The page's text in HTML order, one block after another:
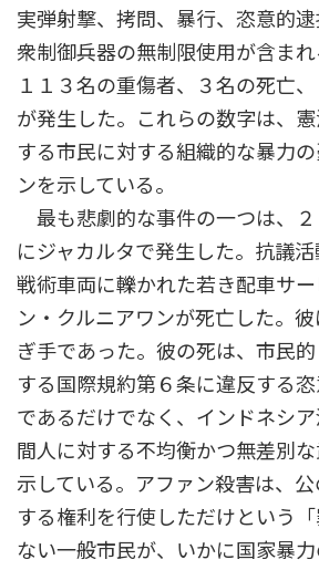
実弾射撃、拷問、暴行、恣意的
衆制御兵器の無制限使用が含ま
１１３名の重傷者、３名の死亡
が発生した。これらの数字は、
する市民に対する組織的な暴力
ンを示している。
最も悲劇的な事件の一つは、２
にジャカルタで発生した。抗議
戦術車両に轢かれた若き配車サ
ン・クルニアワンが死亡した。
ぎ手であった。彼の死は、市民
する国際規約第６条に違反する
であるだけでなく、インドネシ
間人に対する不均衡かつ無差別
示している。アファン殺害は、
する権利を行使しただけという
ない一般市民が、いかに国家暴